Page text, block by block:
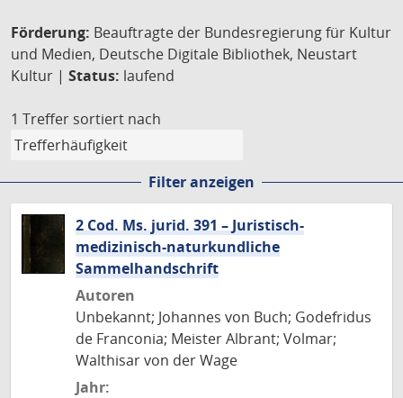
Förderung: Beauftragte der Bundesregierung für Kultur
und Medien, Deutsche Digitale Bibliothek, Neustart
Kultur | Status: laufend
1 Treffer sortiert nach
Filter anzeigen
2 Cod. Ms. jurid. 391 – Juristisch-
medizinisch-naturkundliche
Sammelhandschrift
Autoren
Unbekannt; Johannes von Buch; Godefridus
de Franconia; Meister Albrant; Volmar;
Walthisar von der Wage
Jahr: